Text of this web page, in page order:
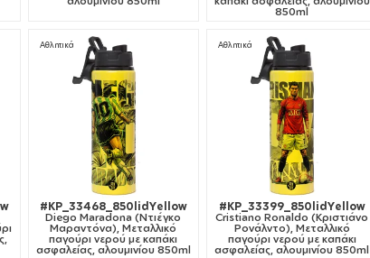
850ml
Αθλητικά
#KP_33468_850lidYellow
Diego Maradona (Ντιέγκο
Μαραντόνα), Μεταλλικό
παγούρι νερού με καπάκι
ασφαλείας, αλουμινίου 850ml
Αθλητικά
#KP_33399_850lidYellow
Cristiano Ronaldo (Κριστιάνο
Ρονάλντο), Μεταλλικό
παγούρι νερού με καπάκι
ασφαλείας, αλουμινίου 850ml